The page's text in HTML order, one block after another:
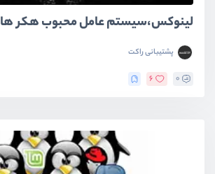
لینوکس،سیستم عامل محبوب هکر ها
پشتیبانی راکت
0
6